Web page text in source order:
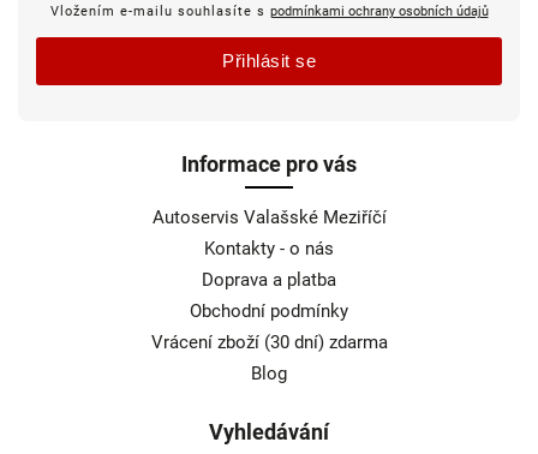
Informace pro vás
Autoservis Valašské Meziříčí
Kontakty - o nás
Doprava a platba
Obchodní podmínky
Vrácení zboží (30 dní) zdarma
Blog
Vyhledávání
Vložením e-mailu souhlasíte s podmínkami ochrany osobních údajů
Přihlásit se